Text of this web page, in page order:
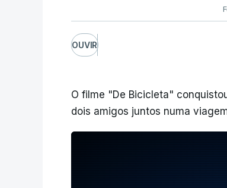
OUVIR
O filme "De Bicicleta"
dois amigos juntos numa